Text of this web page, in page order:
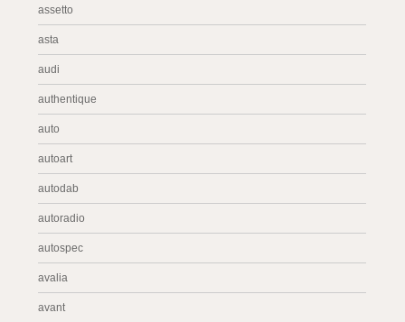
assetto
asta
audi
authentique
auto
autoart
autodab
autoradio
autospec
avalia
avant